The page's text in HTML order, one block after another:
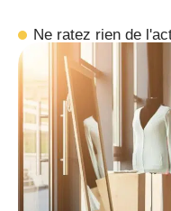
Ne ratez rien de